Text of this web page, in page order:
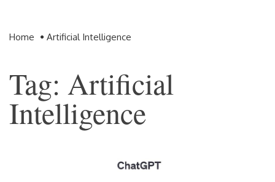
Home Artificial Intelligence
Tag: Artificial
Intelligence